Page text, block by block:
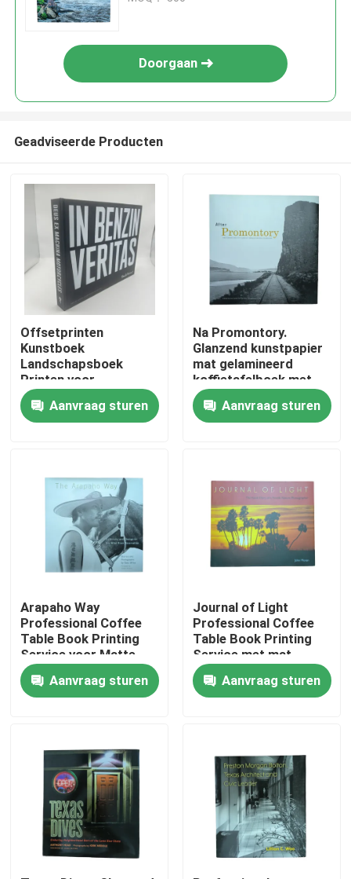
Huis
Video's
Ongeveer ons
Middel
Contacteer ons
Verzoek om een Citaat
Afdrukken van koffieboeken
Doorgaan
Geadviseerde Producten
Offsetprinten
Kunstboek
Landschapsboek
Printen voor
indrukwekkende
salontafels
Aanvraag sturen
Na Promontory.
Glanzend kunstpapier
mat gelamineerd
koffietafelboek met
kleurenprint en
maatjassen.
Aanvraag sturen
Arapaho Way
Professional Coffee
Table Book Printing
Service voor Matte
gelamineerde jassen
en Gloss Art Paper
Pages
Aanvraag sturen
Journal of Light
Professional Coffee
Table Book Printing
Service met mat
gelamineerde jassen
en hardcover binding
Aanvraag sturen